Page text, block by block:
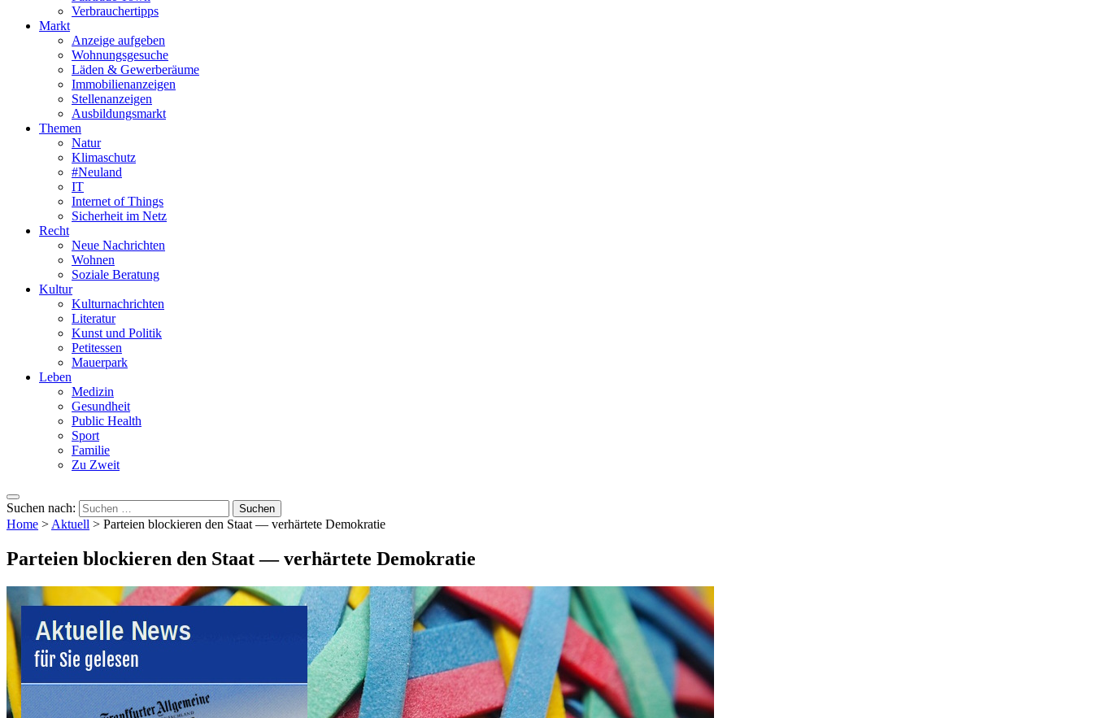
Verbrauchertipps
Markt
Anzeige aufgeben
Wohnungsgesuche
Läden & Gewerberäume
Immobilienanzeigen
Stellenanzeigen
Ausbildungsmarkt
Themen
Natur
Klimaschutz
#Neuland
IT
Internet of Things
Sicherheit im Netz
Recht
Neue Nachrichten
Wohnen
Soziale Beratung
Kultur
Kulturnachrichten
Literatur
Kunst und Politik
Petitessen
Mauerpark
Leben
Medizin
Gesundheit
Public Health
Sport
Familie
Zu Zweit
Suchen nach:
Home >Aktuell > Parteien blockieren den Staat — verhärtete Demokratie
Parteien blockieren den Staat — verhärtete Demokratie